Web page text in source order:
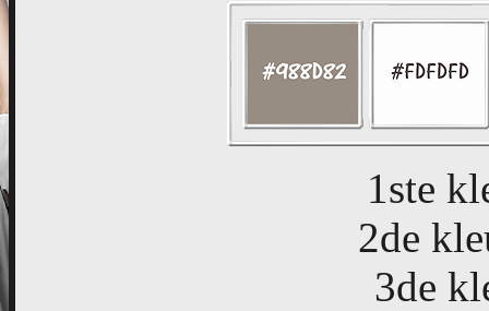
1ste
2de
3de